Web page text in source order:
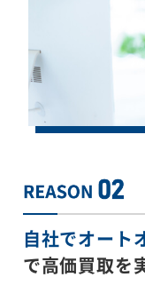
自社でオート
で高価買取を